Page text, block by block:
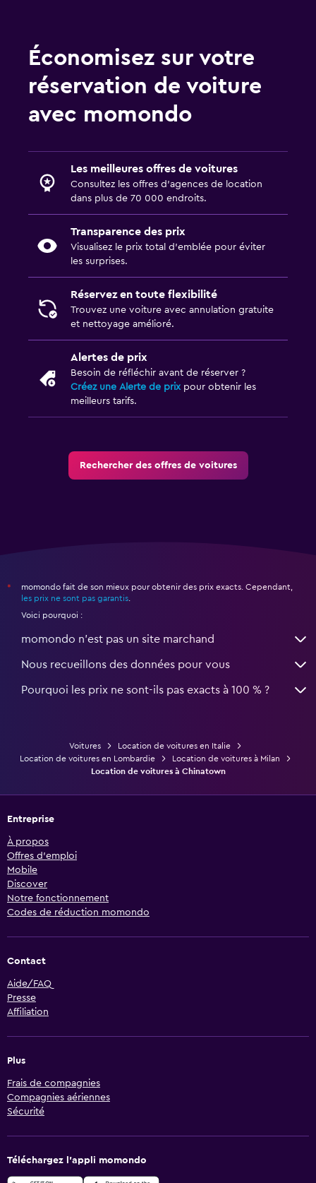
Économisez sur votre
réservation de voiture
avec momondo
Les meilleures offres de voitures
Consultez les offres d’agences de location
dans plus de 70 000 endroits.
Transparence des prix
Visualisez le prix total d’emblée pour éviter
les surprises.
Réservez en toute flexibilité
Trouvez une voiture avec annulation gratuite
et nettoyage amélioré.
Alertes de prix
Besoin de réfléchir avant de réserver ?
Créez une Alerte de prixpour obtenir les
meilleurs tarifs.
Rechercher des offres de voitures
*
momondo fait de son mieux pour obtenir des prix exacts. Cependant,
les prix ne sont pas garantis.
Voici pourquoi :
momondo n'est pas un site marchand
Nous recueillons des données pour vous
Pourquoi les prix ne sont-ils pas exacts à 100 % ?
Voitures
Location de voitures en Italie
Location de voitures en Lombardie
Location de voitures à Milan
Location de voitures à Chinatown
Entreprise
À propos
Offres d’emploi
Mobile
Discover
Notre fonctionnement
Codes de réduction momondo
Contact
Aide/FAQ
Presse
Affiliation
Plus
Frais de compagnies
Compagnies aériennes
Sécurité
Téléchargez l’appli momondo